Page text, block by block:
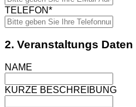
TELEFON*
2. Veranstaltungs Daten
NAME
KURZE BESCHREIBUNG